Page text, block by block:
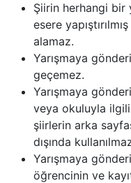
Şiirin herhangi bir
esere
alamaz.
Yarışmaya
geçemez.
Yarışmaya
veya okuluyla ilgili
şiirlerin arka
dışında
Yarışmaya
öğrencinin ve